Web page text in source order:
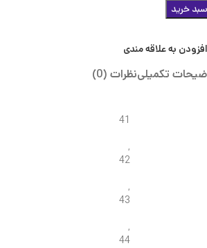
خرید
افزودن به علاقه مندی
تکمیلینظرات (0)
41
,
42
,
43
,
44